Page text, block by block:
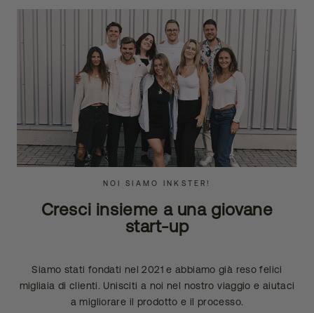
NOI SIAMO INKSTER!
Cresci insieme a una giovane
start-up
Siamo stati fondati nel 2021 e abbiamo già reso felici
migliaia di clienti. Unisciti a noi nel nostro viaggio e aiutaci
a migliorare il prodotto e il processo.